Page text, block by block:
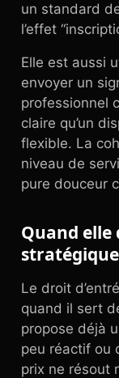
un standard
l’effet
Elle est aussi
envoyer un
professionnel
claire qu’un
flexible. La
niveau de
pure douceur
Quand
stratégique
Le droit
quand il sert
propose déjà
peu réactif ou
prix ne résout